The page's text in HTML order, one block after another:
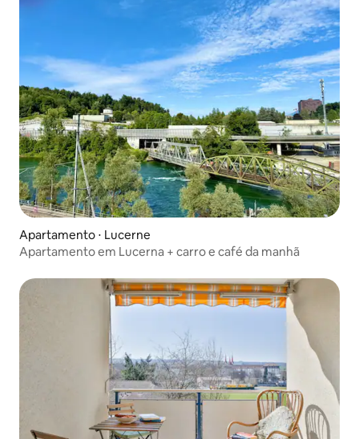
Apartamento ⋅ Lucerne
Apartamento em Lucerna + carro e café da manhã